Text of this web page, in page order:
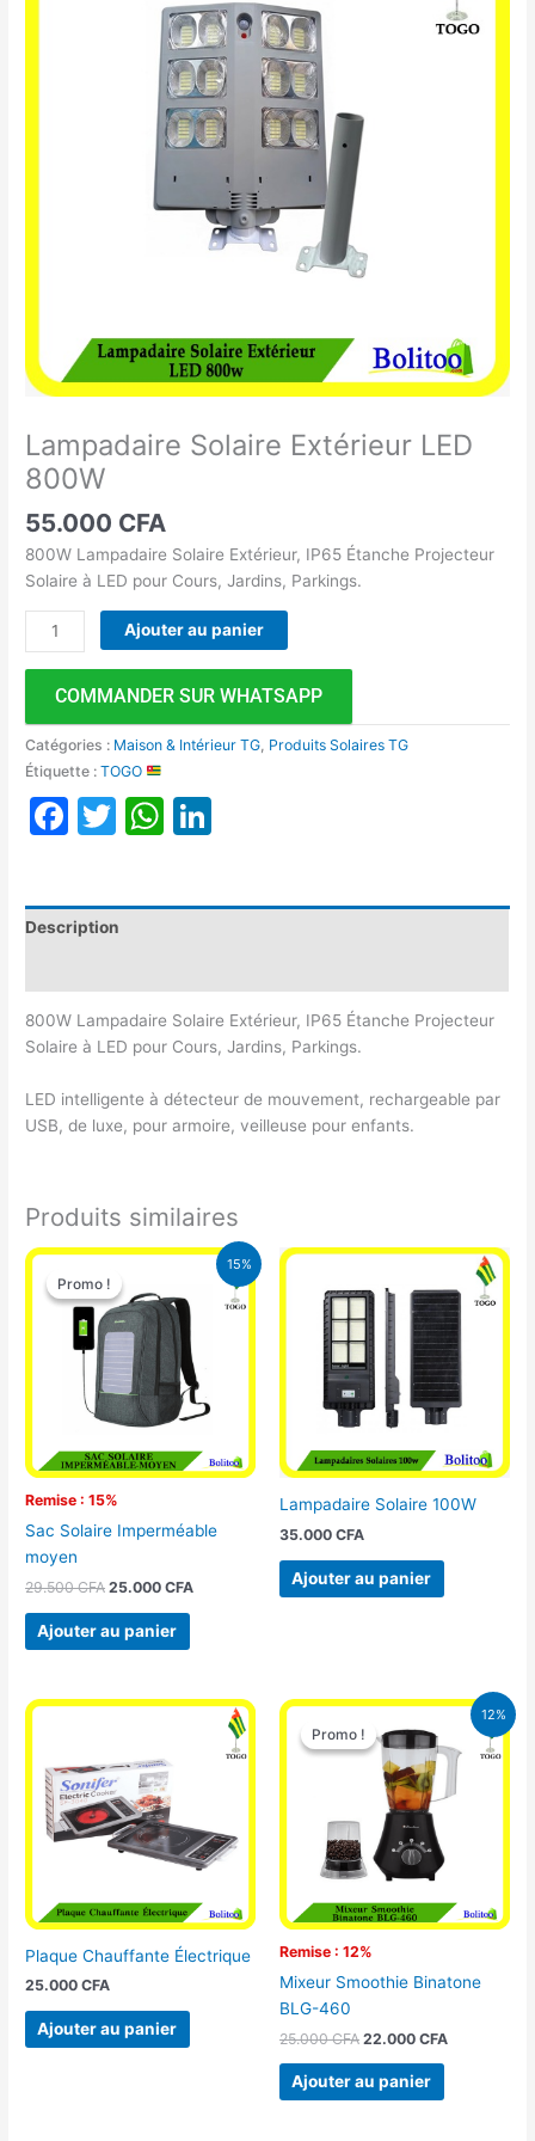
Lampadaire Solaire Extérieur LED
800W
55.000 CFA
800W Lampadaire Solaire Extérieur, IP65 Étanche Projecteur
Solaire à LED pour Cours, Jardins, Parkings.
Ajouter au panier
COMMANDER SUR WHATSAPP
Catégories : Maison & Intérieur TG Produits Solaires TG
Étiquette :TOGO
Facebook
TwitterWhatsApp
Description
800W Lampadaire Solaire Extérieur, IP65 Étanche Projecteur
Solaire à LED pour Cours, Jardins, Parkings.
LED intelligente à détecteur de mouvement, rechargeable par
USB, de luxe, pour armoire, veilleuse pour enfants.
Produits similaires
15%
Promo !
Remise : 15%
Promo !
Sac Solaire Imperméable
moyen
29.500CFA
Le
prix
initial
était :
29.500 CFA.
25.000CFA
Le
prix
actuel
Ajouter au panier
Lampadaire Solaire 100W
35.000 CFA
Ajouter au panier
Plaque Chauffante Électrique
25.000CFA
Ajouter au panier
12%
Promo !
Remise : 12%
Promo !
Mixeur Smoothie Binatone
BLG-460
25.000CFA
Le
prix
initial
était :
25.000 CFA.
22.000 CFA
Le
prix
actuel
est :
Ajouter au panier